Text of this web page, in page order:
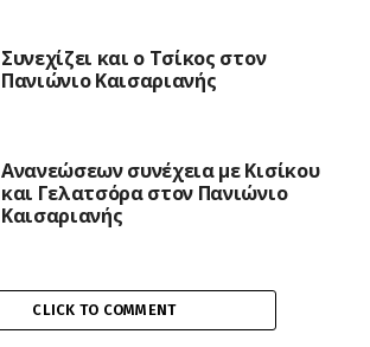
Συνεχίζει και ο Τσίκος στον
Πανιώνιο Καισαριανής
Ανανεώσεων συνέχεια με Κισίκου
και Γελατσόρα στον Πανιώνιο
Καισαριανής
CLICK TO COMMENT